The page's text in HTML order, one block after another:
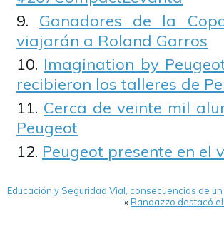
Ganadores de la
viajarán a Roland Garros
Imagination by
recibieron los talleres de
Cerca de veinte mil
Peugeot
Peugeot presente en el
Educación y Seguridad Vial, consecuencias de
«Randazzo destacó